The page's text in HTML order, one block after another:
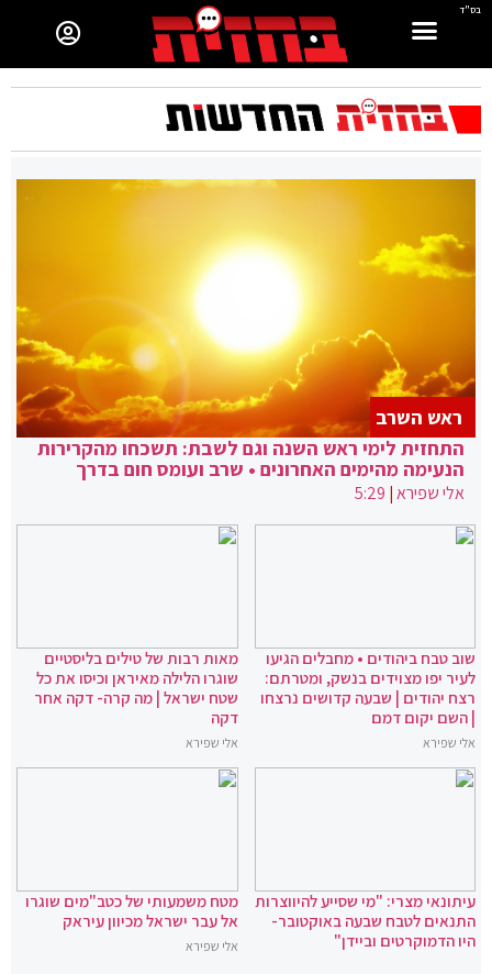
בס"ד
התחזית לימי ראש השנה וגם לשבת: תשכחו מהקרירות
הנעימה מהימים האחרונים • שרב ועומס חום בדרך
אלי שפירא|
5:29
ראש השרב
שוב טבח ביהודים • מחבלים הגיעו
לעיר יפו מצוידים בנשק, ומטרתם:
רצח יהודים | שבעה קדושים נרצחו
| השם יקום דמם
אלי שפירא
מאות רבות של טילים בליסטיים
שוגרו הלילה מאיראן וכיסו את כל
שטח ישראל | מה קרה- דקה אחר
דקה
אלי שפירא
עיתונאי מצרי: "מי שסייע להיווצרות
התנאים לטבח שבעה באוקטובר-
היו הדמוקרטים וביידן"
מטח משמעותי של כטב"מים שוגרו
אל עבר ישראל מכיוון עיראק
אלי שפירא